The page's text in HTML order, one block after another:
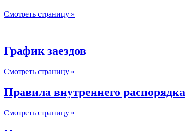
Смотреть страницу »
График заездов
Смотреть страницу »
Правила внутреннего распорядка
Смотреть страницу »